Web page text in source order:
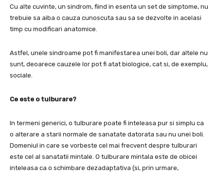
Cu alte cuvinte, un sindrom, fiind in esenta un set de simptome, nu
trebuie sa aiba o cauza cunoscuta sau sa se dezvolte in acelasi
timp cu modificari anatomice.
Astfel, unele sindroame pot fi manifestarea unei boli, dar altele nu
sunt, deoarece cauzele lor pot fi atat biologice, cat si, de exemplu,
sociale.
Ce este o tulburare?
In termeni generici, o tulburare poate fi inteleasa pur si simplu ca
o alterare a starii normale de sanatate datorata sau nu unei boli.
Domeniul in care se vorbeste cel mai frecvent despre tulburari
este cel al sanatatii mintale. O tulburare mintala este de obicei
inteleasa ca o schimbare dezadaptativa (si, prin urmare,